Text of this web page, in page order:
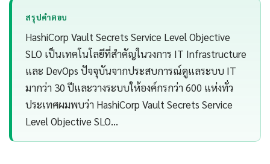
สรุปคำตอบ
HashiCorp Vault Secrets Service Level Objective
SLO เป็นเทคโนโลยีที่สำคัญในวงการ IT Infrastructure
และ DevOps ปัจจุบันจากประสบการณ์ดูแลระบบ IT
มากว่า 30 ปีและวางระบบให้องค์กรกว่า 600 แห่งทั่ว
ประเทศผมพบว่า HashiCorp Vault Secrets Service
Level Objective SLO…